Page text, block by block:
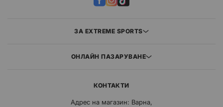
ЗА EXTREME SPORTS
ОНЛАЙН ПАЗАРУВАНЕ
КОНТАКТИ
Адрес на магазин: Варна,